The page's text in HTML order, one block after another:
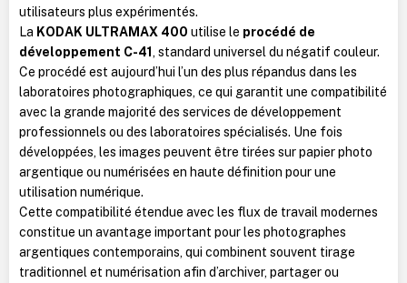
utilisateurs plus expérimentés.
La KODAK ULTRAMAX 400 utilise le procédé de
développement C-41 , standard universel du négatif couleur.
Ce procédé est aujourd’hui l’un des plus répandus dans les
laboratoires photographiques, ce qui garantit une compatibilité
avec la grande majorité des services de développement
professionnels ou des laboratoires spécialisés. Une fois
développées, les images peuvent être tirées sur papier photo
argentique ou numérisées en haute définition pour une
utilisation numérique.
Cette compatibilité étendue avec les flux de travail modernes
constitue un avantage important pour les photographes
argentiques contemporains, qui combinent souvent tirage
traditionnel et numérisation afin d’archiver, partager ou